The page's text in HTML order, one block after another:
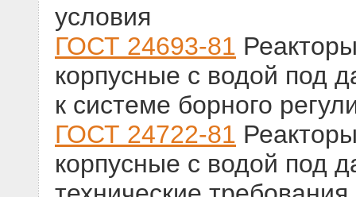
условия
ГОСТ 24693-81
корпусные с водой под
к системе борного
ГОСТ 24722-81
корпусные с водой